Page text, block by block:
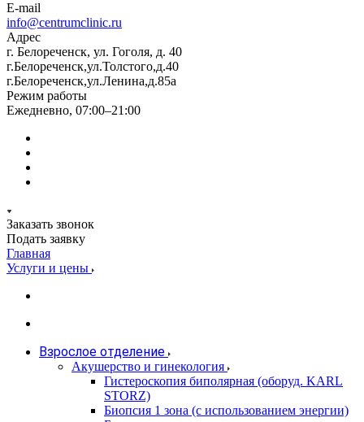
E-mail
info@centrumclinic.ru
Адрес
г. Белореченск, ул. Гоголя, д. 40
г.Белореченск,ул.Толстого,д.40
г.Белореченск,ул.Ленина,д.85а
Режим работы
Ежедневно, 07:00–21:00
Заказать звонок
Подать заявку
Главная
Услуги и цены
Взрослое отделение
Акушерство и гинекология
Гистероскопия биполярная (оборуд. KARL
STORZ)
Биопсия 1 зона (с использованием энергии)